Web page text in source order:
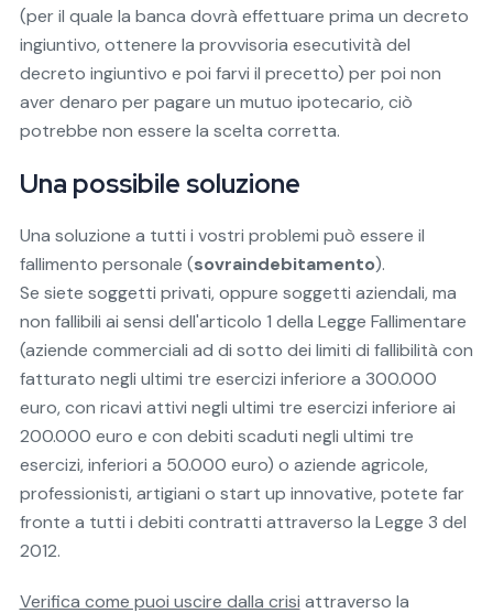
(per il quale la banca dovrà effettuare prima un decreto
ingiuntivo, ottenere la provvisoria esecutività del
decreto ingiuntivo e poi farvi il precetto) per poi non
aver denaro per pagare un mutuo ipotecario, ciò
potrebbe non essere la scelta corretta.
Una possibile soluzione
Una soluzione a tutti i vostri problemi può essere il
fallimento personale (sovraindebitamento).
Se siete soggetti privati, oppure soggetti aziendali, ma
non fallibili ai sensi dell'articolo 1 della Legge Fallimentare
(aziende commerciali ad di sotto dei limiti di fallibilità con
fatturato negli ultimi tre esercizi inferiore a 300.000
euro, con ricavi attivi negli ultimi tre esercizi inferiore ai
200.000 euro e con debiti scaduti negli ultimi tre
esercizi, inferiori a 50.000 euro) o aziende agricole,
professionisti, artigiani o start up innovative, potete far
fronte a tutti i debiti contratti attraverso la Legge 3 del
2012.
Verifica come puoi uscire dalla crisi attraverso la